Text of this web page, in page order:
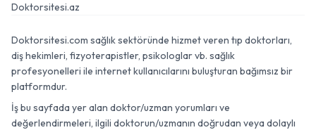
Doktorsitesi.az
Doktorsitesi.com sağlık sektöründe hizmet veren tıp doktorları,
diş hekimleri, fizyoterapistler, psikologlar vb. sağlık
profesyonelleri ile internet kullanıcılarını buluşturan bağımsız bir
platformdur.
İş bu sayfada yer alan doktor/uzman yorumları ve
değerlendirmeleri, ilgili doktorun/uzmanın doğrudan veya dolaylı